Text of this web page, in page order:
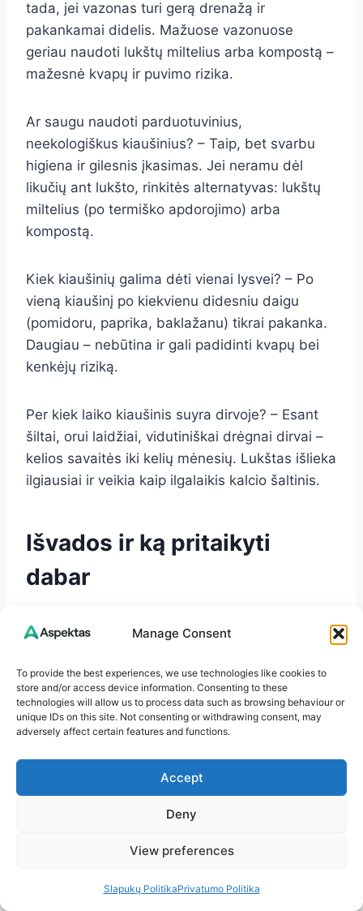
Manage Consent
To provide the best experiences, we use technologies like cookies to
store and/or access device information. Consenting to these
technologies will allow us to process data such as browsing behaviour or
unique IDs on this site. Not consenting or withdrawing consent, may
adversely affect certain features and functions.
Accept
Deny
View preferences
Slapukų PolitikaPrivatumo Politika
tada, jei vazonas turi gerą drenažą ir
pakankamai didelis. Mažuose vazonuose
geriau naudoti lukštų miltelius arba kompostą –
mažesnė kvapų ir puvimo rizika.
Ar saugu naudoti parduotuvinius,
neekologiškus kiaušinius? – Taip, bet svarbu
higiena ir gilesnis įkasimas. Jei neramu dėl
likučių ant lukšto, rinkitės alternatyvas: lukštų
miltelius (po termiško apdorojimo) arba
kompostą.
Kiek kiaušinių galima dėti vienai lysvei? – Po
vieną kiaušinį po kiekvienu didesniu daigu
(pomidoru, paprika, baklažanu) tikrai pakanka.
Daugiau – nebūtina ir gali padidinti kvapų bei
kenkėjų riziką.
Per kiek laiko kiaušinis suyra dirvoje? – Esant
šiltai, orui laidžiai, vidutiniškai drėgnai dirvai –
kelios savaitės iki kelių mėnesių. Lukštas išlieka
ilgiausiai ir veikia kaip ilgalaikis kalcio šaltinis.
Išvados ir ką pritaikyti
dabar
pomidorų ar paprikų daigais įkaskite po
žeme. Stebėkite augimą 4–6 savaites.
Užtikrinkite drėgmės stabilumą:
mulčiuokite ir laistykite tolygiai. Taip
sumažinsite viršūnių puvinio riziką.
vazonuose ir užmirkstančiose dirvose –
vietoj viso kiaušinio.